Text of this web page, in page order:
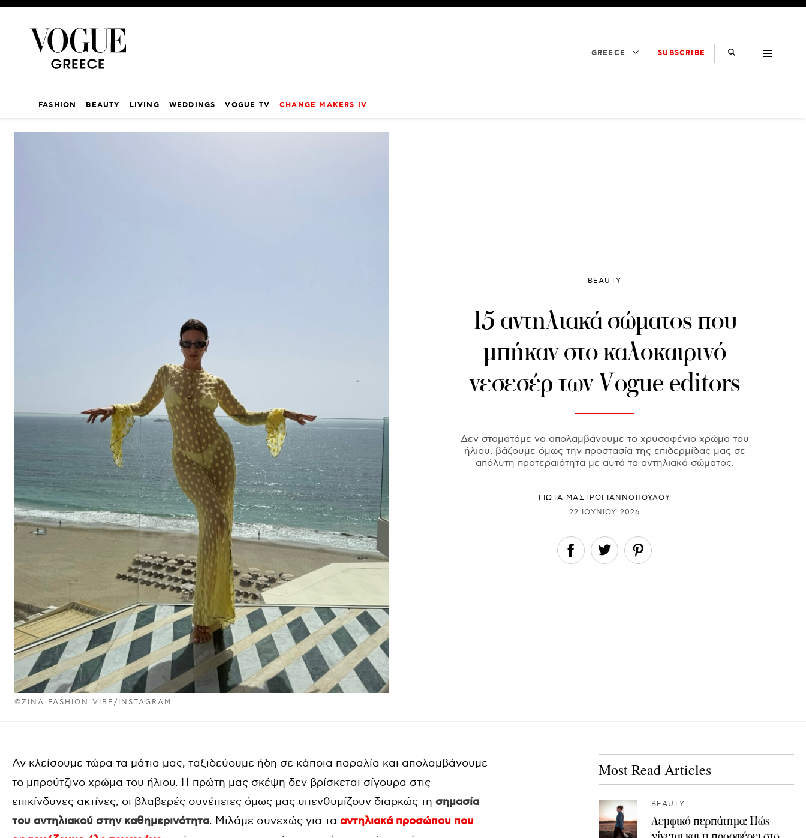
GREECE SUBSCRIBE
FASHION BEAUTY LIVING WEDDINGS VOGUE TV CHANGE MAKERS IV
©ZINA FASHION VIBE/INSTAGRAM
BEAUTY
15 αντηλιακά σώματος που
μπήκαν στο καλοκαιρινό
νεσεσέρ των Vogue editors
Δεν σταματάμε να απολαμβάνουμε το χρυσαφένιο χρώμα του
ήλιου, βάζουμε όμως την προστασία της επιδερμίδας μας σε
απόλυτη προτεραιότητα με αυτά τα αντηλιακά σώματος.
ΓΙΩΤΑ ΜΑΣΤΡΟΓΙΑΝΝΟΠΟΥΛΟΥ
22 ΙΟΥΝΊΟΥ 2026
Αν κλείσουμε τώρα τα μάτια μας, ταξιδεύουμε ήδη σε κάποια παραλία και απολαμβάνουμε
το μπρούτζινο χρώμα του ήλιου. Η πρώτη μας σκέψη δεν βρίσκεται σίγουρα στις
επικίνδυνες ακτίνες, οι βλαβερές συνέπειες όμως μας υπενθυμίζουν διαρκώς τη σημασία
του αντηλιακού στην καθημερινότητα. Μιλάμε συνεχώς για τα αντηλιακά προσώπου που
Most Read Articles
BEAUTY
Λεμφικό περπάτημα: Πώς